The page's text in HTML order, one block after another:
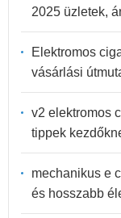
2025 üzletek,
Elektromos
vásárlási
v2 elektromos
tippek
mechanikus e
és hosszabb